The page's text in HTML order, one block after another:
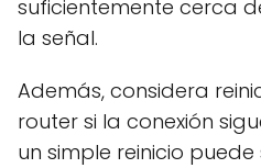
suficientemente cerca
la señal.
Además, considera
router si la conexión
un simple reinicio